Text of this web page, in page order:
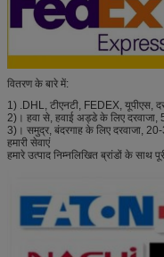
वितरण के बारे में:
1) .DHL, टीएनटी, FEDEX, यूपीएस,
2)। हवा से, हवाई अड्डे के लिए दरवाजा,
3)। समुद्र, बंदरगाह के लिए दरवाजा, 20-
हमारी सेवाएं
हमारे उत्पाद निम्नलिखित ब्रांडों के साथ